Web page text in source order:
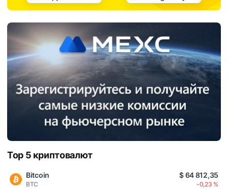
Top 5 криптовалют
Bitcoin
BTC
$ 64 812,35
-0,23 %